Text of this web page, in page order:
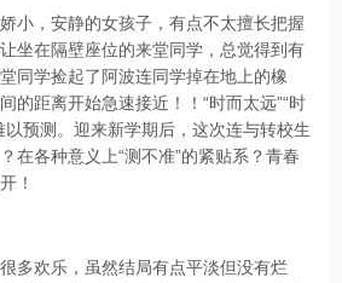
小，安静的女孩子，有点不太擅长把握
坐在隔壁座位的来堂同学，总觉得到有
同学捡起了阿波连同学掉在地上的橡
的距离开始急速接近！！“时而太远”“时
以预测。迎来新学期后，这次连与转校生
在各种意义上“测不准”的紧贴系？青春
！
多欢乐，虽然结局有点平淡但没有烂